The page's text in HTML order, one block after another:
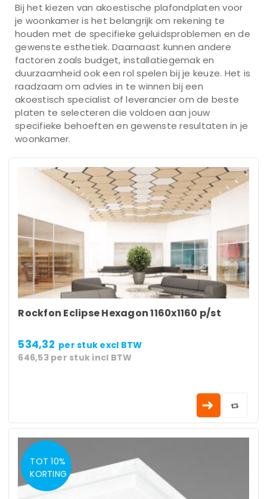
Bij het kiezen van akoestische plafondplaten voor
je woonkamer is het belangrijk om rekening te
houden met de specifieke geluidsproblemen en de
gewenste esthetiek. Daarnaast kunnen andere
factoren zoals budget, installatiegemak en
duurzaamheid ook een rol spelen bij je keuze. Het is
raadzaam om advies in te winnen bij een
akoestisch specialist of leverancier om de beste
platen te selecteren die voldoen aan jouw
specifieke behoeften en gewenste resultaten in je
woonkamer.
Rockfon Eclipse Hexagon 1160x1160 p/st
534,32 per stuk excl BTW
646,53 per stuk incl BTW
TOT 10%
KORTING